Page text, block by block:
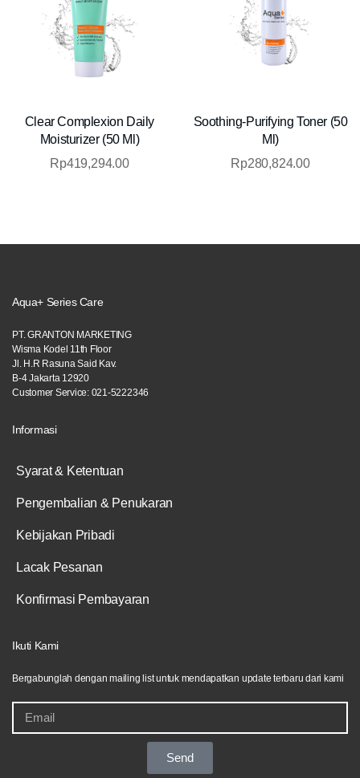
Clear Complexion Daily
Moisturizer (50 Ml)
Rp419,294.00
Soothing-Purifying Toner (50
Ml)
Rp280,824.00
Aqua+ Series Care
PT. GRANTON MARKETING
Wisma Kodel 11th Floor
Jl. H.R Rasuna Said Kav.
B-4 Jakarta 12920
Customer Service: 021-5222346
Informasi
Syarat & Ketentuan
Pengembalian & Penukaran
Kebijakan Pribadi
Lacak Pesanan
Konfirmasi Pembayaran
Ikuti Kami
Bergabunglah dengan mailing list untuk mendapatkan update terbaru dari kami
Send